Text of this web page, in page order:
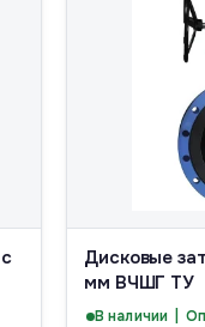
Дисковые
мм ВЧШГ ТУ
В наличии |